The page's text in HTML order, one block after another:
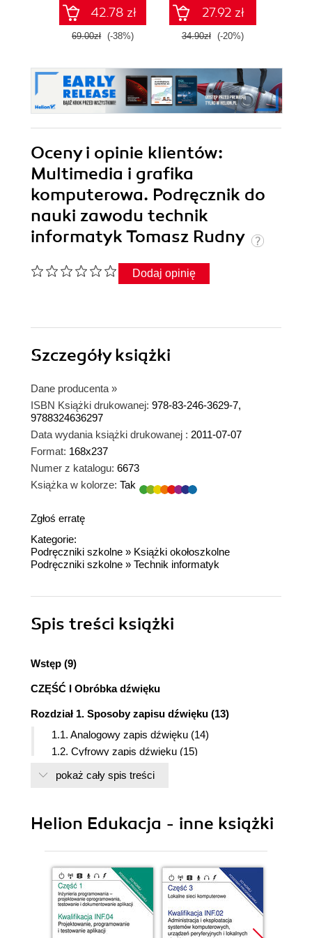
42.78 zł
69.00zł (-38%)
27.92 zł
34.90zł (-20%)
Oceny i opinie klientów:
Multimedia i grafika
komputerowa. Podręcznik do
nauki zawodu technik
informatyk Tomasz Rudny
Dodaj opinię
Szczegółyksiążki
Dane producenta »
ISBN Książki drukowanej: 978-83-246-3629-7,
9788324636297
Data wydania książki drukowanej : 2011-07-07
Format: 168x237
Numer z katalogu: 6673
Książka w kolorze: Tak
Zgłoś erratę
Kategorie:
Podręczniki szkolne » Książki okołoszkolne
Podręczniki szkolne » Technik informatyk
Spis treści książki
Wstęp (9)
CZĘŚĆ I Obróbka dźwięku
Rozdział 1. Sposoby zapisu dźwięku (13)
1.1. Analogowy zapis dźwięku (14)
1.2. Cyfrowy zapis dźwięku (15)
1.2.1. Wielkości charakteryzujące dźwięk (16)
Rozdział 2. Formaty plików audio (21)
2.2.1. Metadane pliku dźwiękowego (22)
2.2.2. Zasada działania kompresji MP3 (22)
2.3. Inne formaty audio (24)
2.4. Konwersja między formatami (25)
pokaż cały spis treści
Helion Edukacja - inne książki